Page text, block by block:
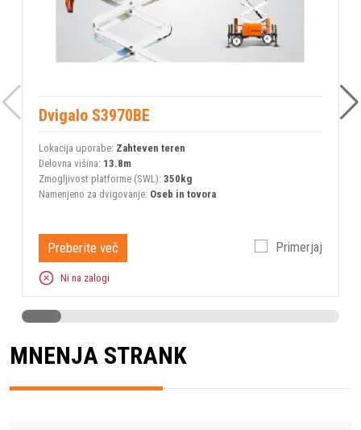
Dvigalo S3970BE
Lokacija uporabe: Zahteven teren
Delovna višina: 13.8m
Zmogljivost platforme (SWL): 350kg
Namenjeno za dvigovanje: Oseb in tovora
Preberite več Primerjaj
Ni na zalogi
MNENJA STRANK